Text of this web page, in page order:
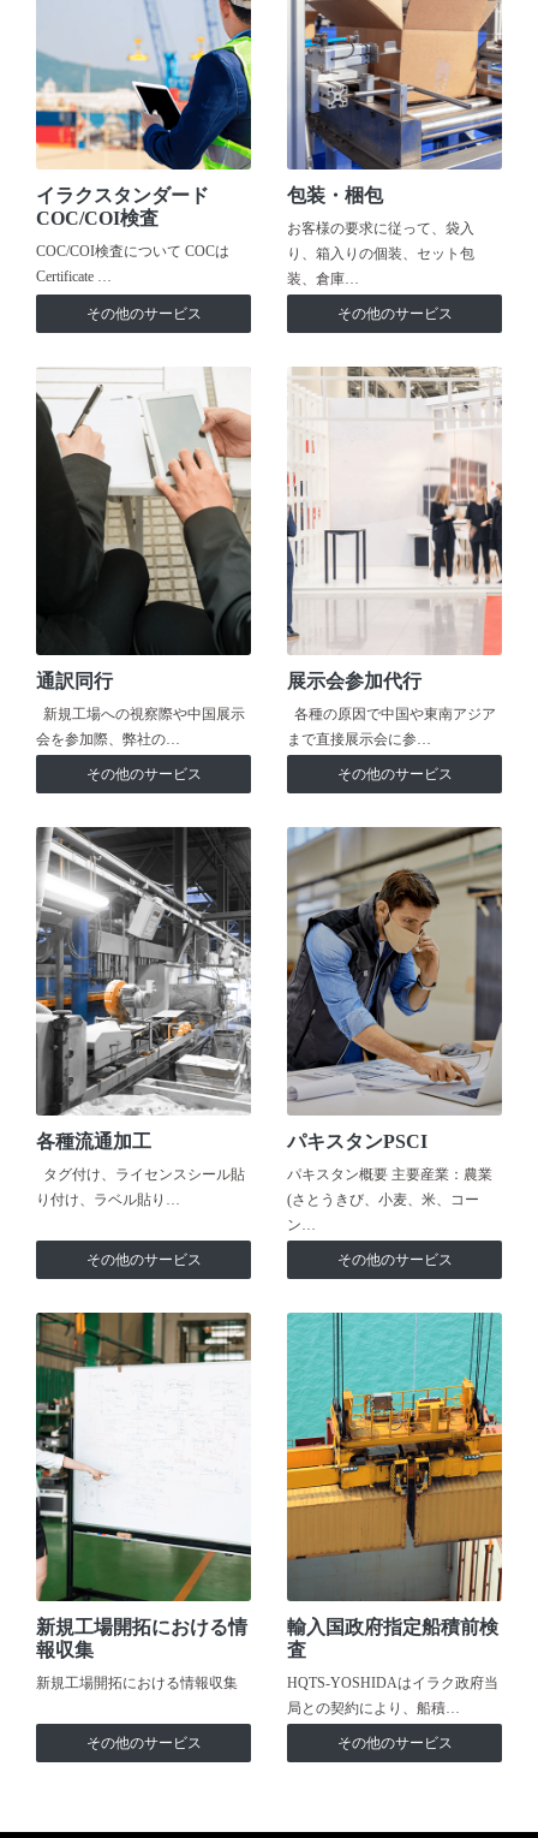
イラクスタンダード
COC/COI検査
COC/COI検査について COCは
Certificate …
その他のサービス
包装・梱包
お客様の要求に従って、袋入
り、箱入りの個装、セット包
装、倉庫…
その他のサービス
通訳同行
新規工場への視察際や中国展示
会を参加際、弊社の…
その他のサービス
展示会参加代行
各種の原因で中国や東南アジア
まで直接展示会に参…
その他のサービス
各種流通加工
タグ付け、ライセンスシール貼
り付け、ラベル貼り…
その他のサービス
パキスタンPSCI
パキスタン概要 主要産業：農業
(さとうきび、小麦、米、コー
ン…
その他のサービス
新規工場開拓における情
報収集
新規工場開拓における情報収集
その他のサービス
輸入国政府指定船積前検
査
HQTS-YOSHIDAはイラク政府当
局との契約により、船積…
その他のサービス